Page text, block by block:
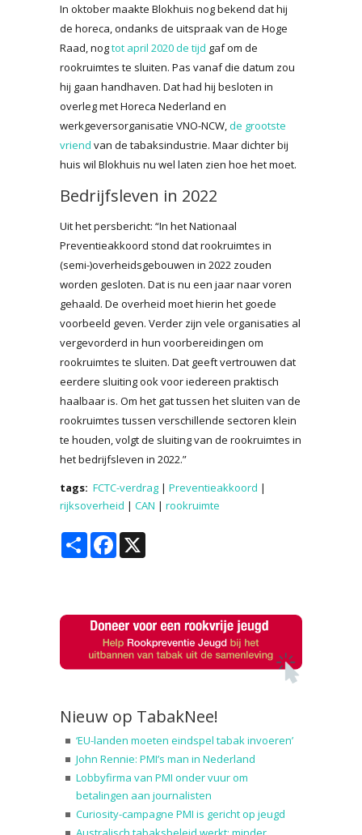
In oktober maakte Blokhuis nog bekend dat hij
de horeca, ondanks de uitspraak van de Hoge
Raad, nogtot april 2020 de tijd gaf om de
rookruimtes te sluiten. Pas vanaf die datum zou
hij gaan handhaven. Dat had hij besloten in
overleg met Horeca Nederland en
werkgeversorganisatie VNO-NCW,de grootste
vriend van de tabaksindustrie. Maar dichter bij
huis wil Blokhuis nu wel laten zien hoe het moet.
Bedrijfsleven in 2022
Uit het persbericht: “In het Nationaal
Preventieakkoord stond dat rookruimtes in
(semi-)overheidsgebouwen in 2022 zouden
worden gesloten. Dat is nu een jaar naar voren
gehaald. De overheid moet hierin het goede
voorbeeld geven. Verder zijn vele organisaties al
vergevorderd in hun voorbereidingen om
rookruimtes te sluiten. Dat geeft vertrouwen dat
eerdere sluiting ook voor iedereen praktisch
haalbaar is. Om het gat tussen het sluiten van de
rookruimtes tussen verschillende sectoren klein
te houden, volgt de sluiting van de rookruimtes in
het bedrijfsleven in 2022.”
tags: FCTC-verdrag | Preventieakkoord |
rijksoverheid | CAN | rookruimte
Share Facebook
Nieuw op TabakNee!
‘EU-landen moeten eindspel tabak invoeren’
John Rennie: PMI’s man in Nederland
Lobbyfirma van PMI onder vuur om
betalingen aan journalisten
Curiosity-campagne PMI is gericht op jeugd